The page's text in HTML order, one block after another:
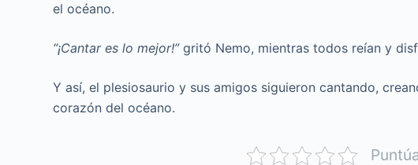
el océano.
“¡Cantar es lo mejor!”gritó Nemo, mientras todos reían y
Y así, el plesiosaurio y sus amigos siguieron cantando,
corazón del océano.